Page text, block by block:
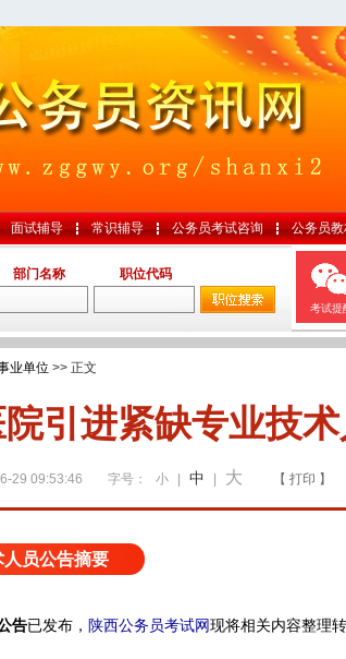
面试辅导 常识辅导 公务员考试咨询 公务员
部门名称 职位代码
考试提
业单位 >> 正文
引进紧缺专业技
29 09:53:46 字号： 小 中 大 【 打印 】
员公告摘要
告已发布， 陕西公务员考试网现将相关内容整理